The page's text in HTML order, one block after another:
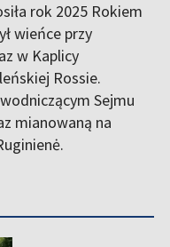
rok 2025 Rokiem
wieńce przy
w Kaplicy
Rossie.
Sejmu
mianowaną na